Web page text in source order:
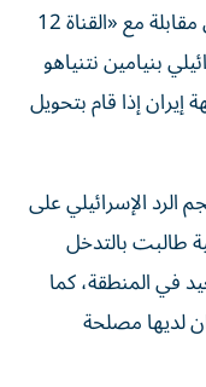
صرح الرئيس الأمريكي دونالد ترامب في مقابلة مع «القناة 12
بنيامين نتنياهو
إذا قام بتحويل
الإسرائيلي على
طالبت بالتدخل
في المنطقة، كما
لديها مصلحة